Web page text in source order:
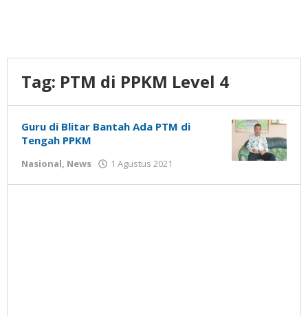
Tag: PTM di PPKM Level 4
Guru di Blitar Bantah Ada PTM di
Tengah PPKM
Nasional, News 1 Agustus 2021
Susanto